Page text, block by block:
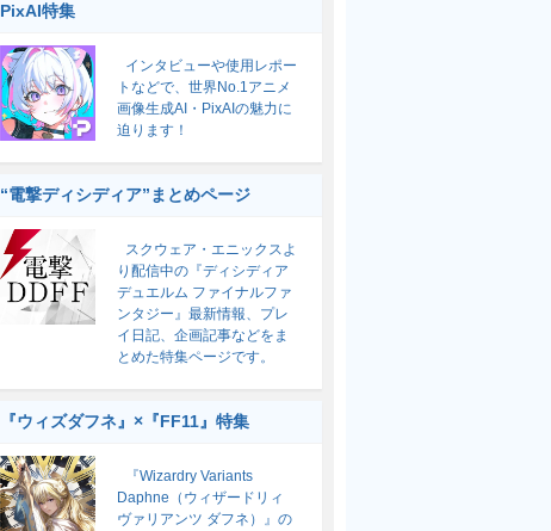
PixAI特集
インタビューや使用レポー
トなどで、世界No.1アニメ
画像生成AI・PixAIの魅力に
迫ります！
“電撃ディシディア”まとめページ
スクウェア・エニックスよ
り配信中の『ディシディア
デュエルム ファイナルファ
ンタジー』最新情報、プレ
イ日記、企画記事などをま
とめた特集ページです。
『ウィズダフネ』×『FF11』特集
『Wizardry Variants
Daphne（ウィザードリィ
ヴァリアンツ ダフネ）』の